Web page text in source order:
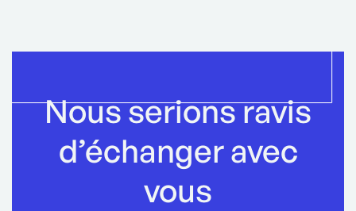
Nous serions ravis
d’échanger avec
vous